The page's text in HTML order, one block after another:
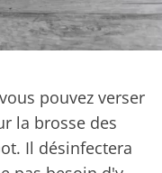
pouvez verser
la brosse des
Il désinfectera